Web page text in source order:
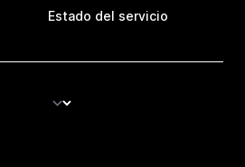
Estado del servicio